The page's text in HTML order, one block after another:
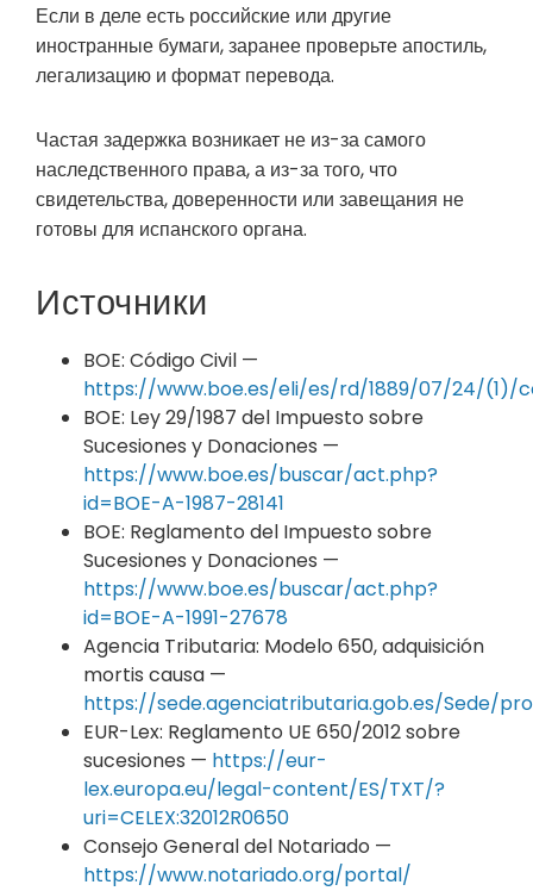
Если в деле есть российские или другие
иностранные бумаги, заранее проверьте апостиль,
легализацию и формат перевода.
Частая задержка возникает не из-за самого
наследственного права, а из-за того, что
свидетельства, доверенности или завещания не
готовы для испанского органа.
Источники
BOE: Código Civil —
https://www.boe.es/eli/es/rd/1889/07/24/(1)/
BOE: Ley 29/1987 del Impuesto sobre
Sucesiones y Donaciones —
https://www.boe.es/buscar/act.php?
id=BOE-A-1987-28141
BOE: Reglamento del Impuesto sobre
Sucesiones y Donaciones —
https://www.boe.es/buscar/act.php?
id=BOE-A-1991-27678
Agencia Tributaria: Modelo 650, adquisición
mortis causa —
https://sede.agenciatributaria.gob.es/Sede/
EUR-Lex: Reglamento UE 650/2012 sobre
sucesiones — https://eur-
lex.europa.eu/legal-content/ES/TXT/?
uri=CELEX:32012R0650
Consejo General del Notariado —
https://www.notariado.org/portal/